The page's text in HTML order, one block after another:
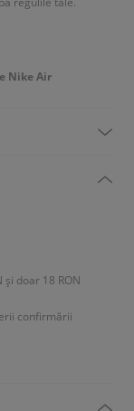
Nike Air
doar 18 RON
confirmării